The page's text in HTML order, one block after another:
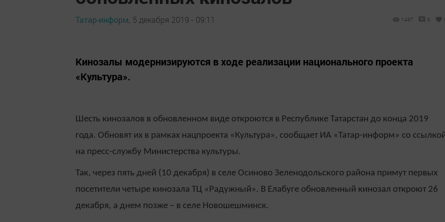
Татар-информ, 5 декабря 2019 - 09:11 1437 0
Кинозалы модернизируются в ходе реализации национального проекта
«Культура».
Шесть кинозалов в обновленном виде откроются в Республике Татарстан до конца 2019
года. Обновят их в рамках нацпроекта «Культура», сообщает ИА «Татар-информ» со
на пресс-службу Министерства культуры.
Так, через пять дней (10 декабря) в селе Осиново Зеленодольского района примут первых
посетители четыре кинозала ТЦ «Радужный». В Елабуге обновленный кинозал откроют 26
декабря, а днем позже – в селе Новошешминск.